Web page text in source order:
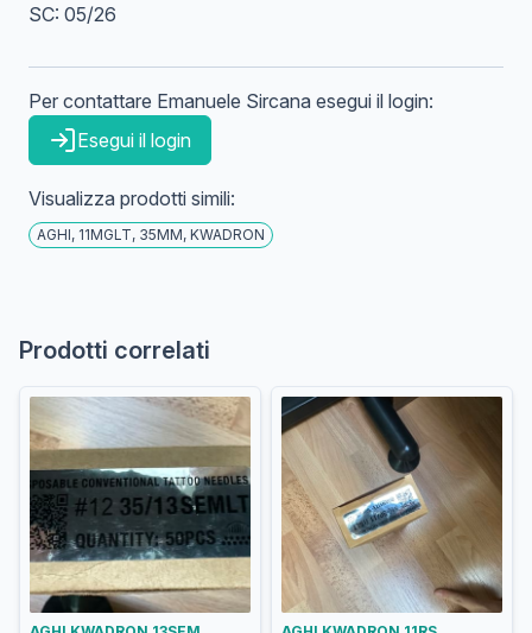
Per contattare Emanuele Sircana esegui il login:
Esegui il login
Visualizza prodotti simili:
AGHI, 11MGLT, 35MM, KWADRON
Prodotti correlati